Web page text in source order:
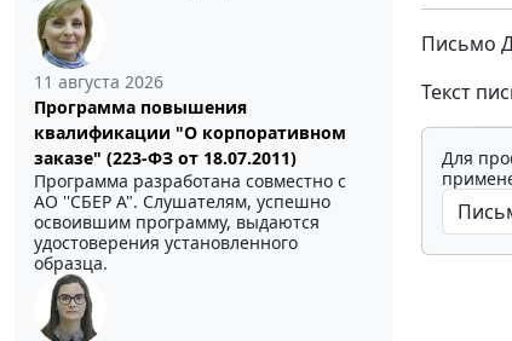
11 августа 2026
Программа повышения
квалификации "О корпоративном
заказе" (223-ФЗ от 18.07.2011)
Программа разработана совместно с
АО ''СБЕР А". Слушателям, успешно
освоившим программу, выдаются
удостоверения установленного
образца.
Письмо
Текст
Для